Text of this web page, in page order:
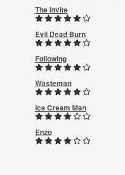
The Invite
Evil Dead Burn
Following
Wasteman
Ice Cream Man
Enzo